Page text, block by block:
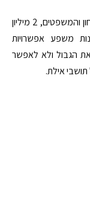
כך מעודדת ממשלת ישראל בחסות משרד הבטחון והמשפטים, 2 מיליון
משפע אפשרויות
הגבול ולא לאפשר
אילת.